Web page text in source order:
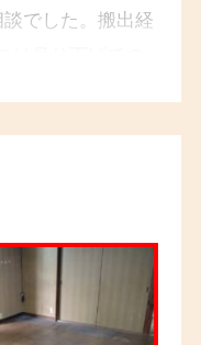
でした。搬出経
は吊り下げての